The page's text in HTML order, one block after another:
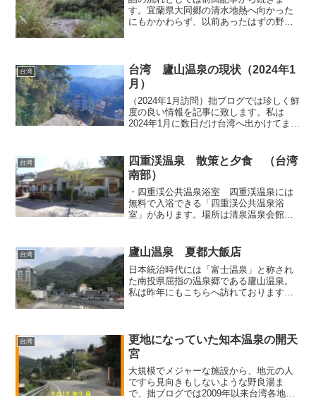
す。宜蘭県大同郷の清水地熱へ向かった
にもかかわらず、以前あったはずの野湯
な川の川岸に湧く小さな野湯...
台湾
台湾 廬山温泉の現状（2024年1
月）
（2024年1月訪問）拙ブログでは珍しく鮮
度の良い情報を記事に致します。私は
2024年1月に数日だけ台湾へ出かけてまい
たが、せっかく台湾へ来たのですから温
泉もいくつか...
台湾
四重渓温泉 散策と夕食 （台湾
南部）
・四重渓公共温泉浴室 四重渓温泉には
無料で入浴できる「四重渓公共温泉浴
室」があります。場所は清泉温泉会館の
訪れたのですが、運悪く、この時は改修
工事中で、中に入ってみたも...
台湾 廬山温泉 夏都大飯店
日本統治時代には「富士温泉」と称され
た南投県屈指の温泉郷である廬山温泉。
私は昨年にもこちらへ訪れております
め、川沿いの温泉旅館...
台湾
更地になっていた知本温泉の開天
宮
大規模でメジャーな施設から、地元の人
ですら見向きもしないような野良湯ま
で、拙ブログでは2009年以来台湾各地の